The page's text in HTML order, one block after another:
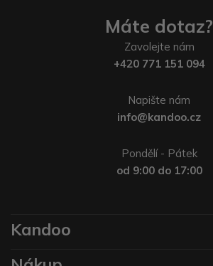
Máte dotaz?
Zavolejte nám
+420 771 151 094
Napište nám
info@kandoo.cz
Pondělí - Pátek
od 9:00 do 17:00
Kandoo